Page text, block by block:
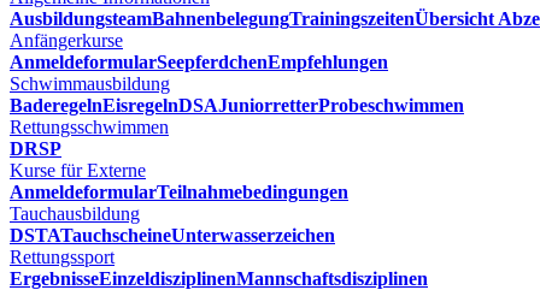
AusbildungsteamBahnenbelegungTrainingszeitenÜbersicht
Anfängerkurse
AnmeldeformularSeepferdchenEmpfehlungen
Schwimmausbildung
BaderegelnEisregelnDSAJuniorretterProbeschwimmen
Rettungsschwimmen
DRSP
Kurse für Externe
AnmeldeformularTeilnahmebedingungen
Tauchausbildung
DSTATauchscheineUnterwasserzeichen
Rettungssport
ErgebnisseEinzeldisziplinenMannschaftsdisziplinen